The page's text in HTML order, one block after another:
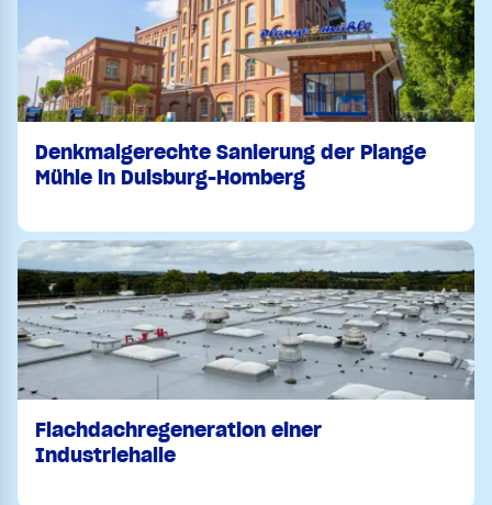
Denkmalgerechte Sanierung der Plange
Mühle in Duisburg-Homberg
Flachdachregeneration einer
Industriehalle